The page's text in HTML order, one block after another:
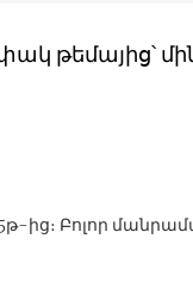
թեմայից՝
ից։ Բոլոր